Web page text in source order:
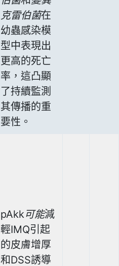
克雷伯菌在
幼蟲感染模
型中表現出
更高的死亡
率，這凸顯
了持續監測
其傳播的重
要性。
pAkk可能減
輕IMQ引起
的皮膚增厚
和DSS誘導